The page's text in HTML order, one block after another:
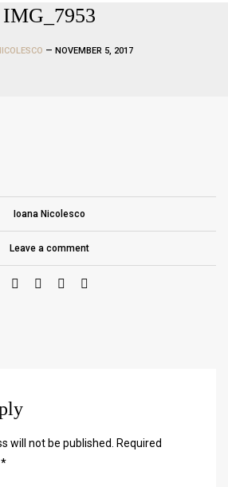
IMG_7953
— NOVEMBER 5, 2017
Ioana Nicolesco
Leave a comment
will not be published. Required
*